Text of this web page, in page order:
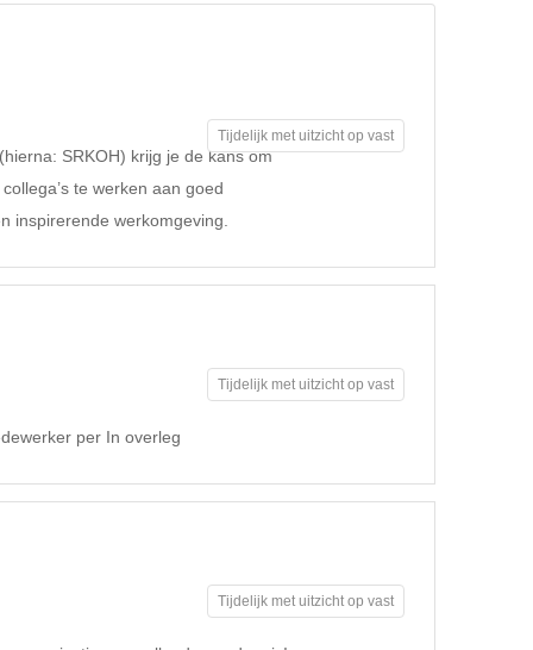
Tijdelijk met uitzicht op vast
SRKOH) krijg je de kans om
te werken aan goed
inspirerende werkomgeving.
Tijdelijk met uitzicht op vast
per In overleg
Tijdelijk met uitzicht op vast